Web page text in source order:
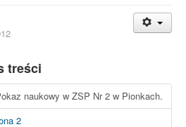
treści
naukowy w ZSP Nr 2 w Pionkach.
2